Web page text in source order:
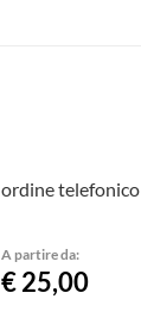
ordine telefonico
A partire da:
€ 25,00